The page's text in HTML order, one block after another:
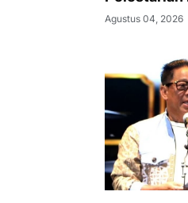
Agustus 04, 2026